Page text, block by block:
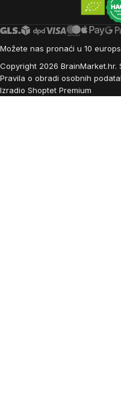
Možete nas pronaći u 10
Copyright 2026 BrainMarket.hr.
Pravila o obradi osobnih
Izradio Shoptet Premium